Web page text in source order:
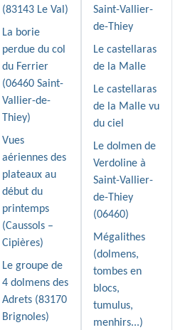
(83143 Le Val)
La borie
perdue du col
du Ferrier
(06460 Saint-
Vallier-de-
Thiey)
Vues
aériennes des
plateaux au
début du
printemps
(Caussols –
Cipières)
Le groupe de
4 dolmens des
Adrets (83170
Brignoles)
Saint-Vallier-
de-Thiey
Le castellaras
de la Malle
Le castellaras
de la Malle vu
du ciel
Le dolmen de
Verdoline à
Saint-Vallier-
de-Thiey
(06460)
Mégalithes
(dolmens,
tombes en
blocs,
tumulus,
menhirs...)